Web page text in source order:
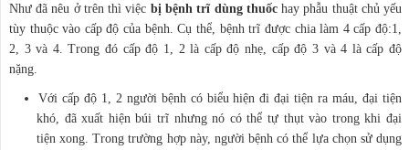
Như đã nêu ở trên thì việc bị bệnh trĩ dùng thuốchay phẫu thuật chủ yếu
tùy thuộc vào cấp độ của bệnh. Cụ thể, bệnh trĩ được chia làm 4 cấp độ:1,
2, 3 và 4. Trong đó cấp độ 1, 2 là cấp độ nhẹ, cấp độ 3 và 4 là cấp độ
nặng.
Với cấp độ 1, 2 người bệnh có biểu hiện đi đại tiện ra máu, đại tiện
khó, đã xuất hiện búi trĩ nhưng nó có thể tự thụt vào trong khi đại
tiện xong. Trong trường hợp này, người bệnh có thể lựa chọn sử dụng